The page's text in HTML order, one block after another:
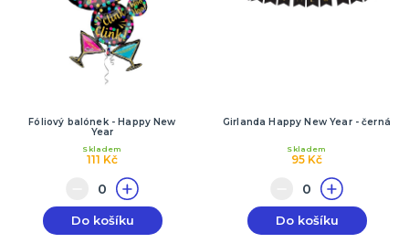
Fóliový balónek - Happy New
Year
111 Kč
Skladem
Do košíku
Girlanda Happy New Year - černá
95 Kč
Skladem
Do košíku